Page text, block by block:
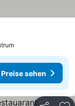
Preise sehen